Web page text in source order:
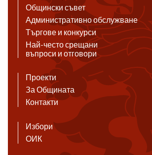
Общински съвет
Административно обслужване
Търгове и конкурси
Най-често срещани
въпроси и отговори
Проекти
За Общината
Контакти
Избори
ОИК